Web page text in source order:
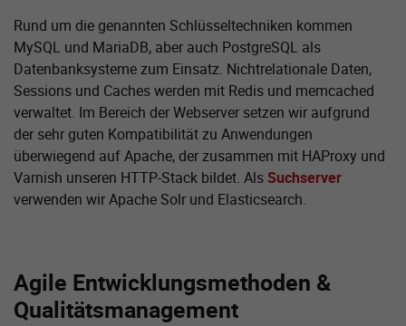
Rund um die genannten Schlüsseltechniken kommen
MySQL und MariaDB, aber auch PostgreSQL als
Datenbanksysteme zum Einsatz. Nichtrelationale Daten,
Sessions und Caches werden mit Redis und memcached
verwaltet. Im Bereich der Webserver setzen wir aufgrund
der sehr guten Kompatibilität zu Anwendungen
überwiegend auf Apache, der zusammen mit HAProxy und
Varnish unseren HTTP-Stack bildet. AlsSuchserver
verwenden wir Apache Solr und Elasticsearch.
Agile Entwicklungsmethoden &
Qualitätsmanagement